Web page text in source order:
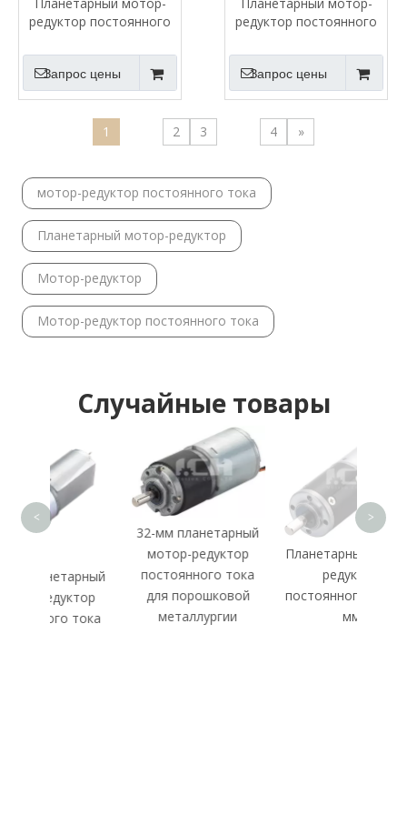
редуктор постоянного
Запрос цены
редуктор постоянного
Запрос цены
1 2 3 4 »
мотор-редуктор постоянного тока
Планетарный мотор-редуктор
Мотор-редуктор
Мотор-редуктор постоянного тока
Случайные товары
32-мм планетарный
мотор-редуктор
постоянного тока
для порошковой
металлургии
Планетарный мотор-
постоянного тока 28
< >